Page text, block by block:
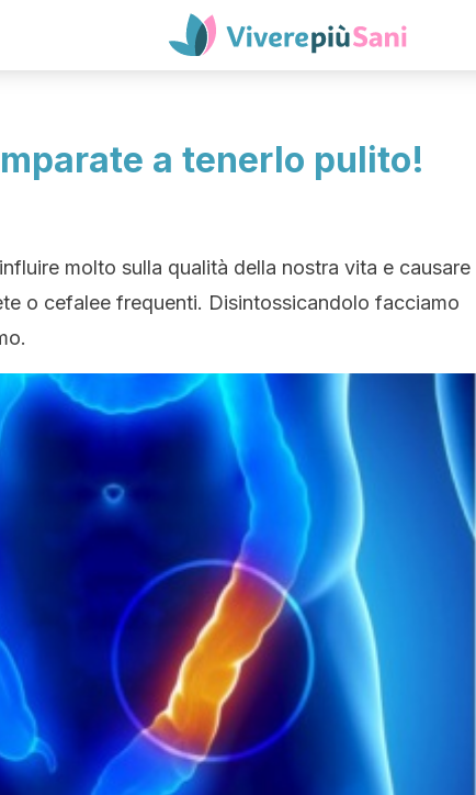
a tenerlo pulito!
molto sulla qualità della nostra vita e causare
o cefalee frequenti. Disintossicandolo facciamo